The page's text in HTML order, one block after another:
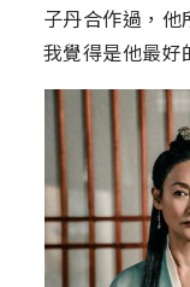
子丹合作過，
我覺得是他最好